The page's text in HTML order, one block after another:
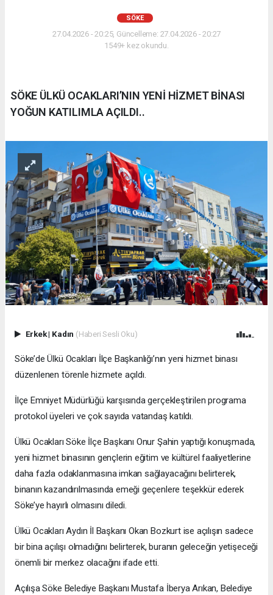
SÖKE
27.04.2026 - 20:25, Güncelleme: 27.04.2026 - 20:27
1549+ kez okundu.
SÖKE ÜLKÜ OCAKLARI’NIN YENİ HİZMET BİNASI
YOĞUN KATILIMLA AÇILDI..
Erkek| Kadın (Haberi Sesli Oku)
Söke’de Ülkü Ocakları İlçe Başkanlığı’nın yeni hizmet binası
düzenlenen törenle hizmete açıldı.
İlçe Emniyet Müdürlüğü karşısında gerçekleştirilen programa
protokol üyeleri ve çok sayıda vatandaş katıldı.
Ülkü Ocakları Söke İlçe Başkanı Onur Şahin yaptığı konuşmada,
yeni hizmet binasının gençlerin eğitim ve kültürel faaliyetlerine
daha fazla odaklanmasına imkan sağlayacağını belirterek,
binanın kazandırılmasında emeği geçenlere teşekkür ederek
Söke’ye hayırlı olmasını diledi.
Ülkü Ocakları Aydın İl Başkanı Okan Bozkurt ise açılışın sadece
bir bina açılışı olmadığını belirterek, buranın geleceğin yetişeceği
önemli bir merkez olacağını ifade etti.
Açılışa Söke Belediye Başkanı Mustafa İberya Arıkan, Belediye